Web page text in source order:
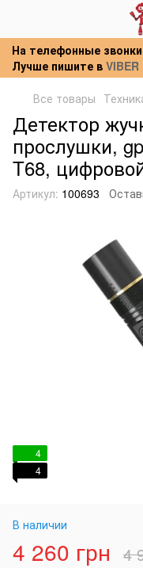
На телефонные
Лучше пишите в VIBER
Все товары
Детектор
прослушки,
T68,
Артикул: 100693
4
4
В наличии
4 260 грн 4